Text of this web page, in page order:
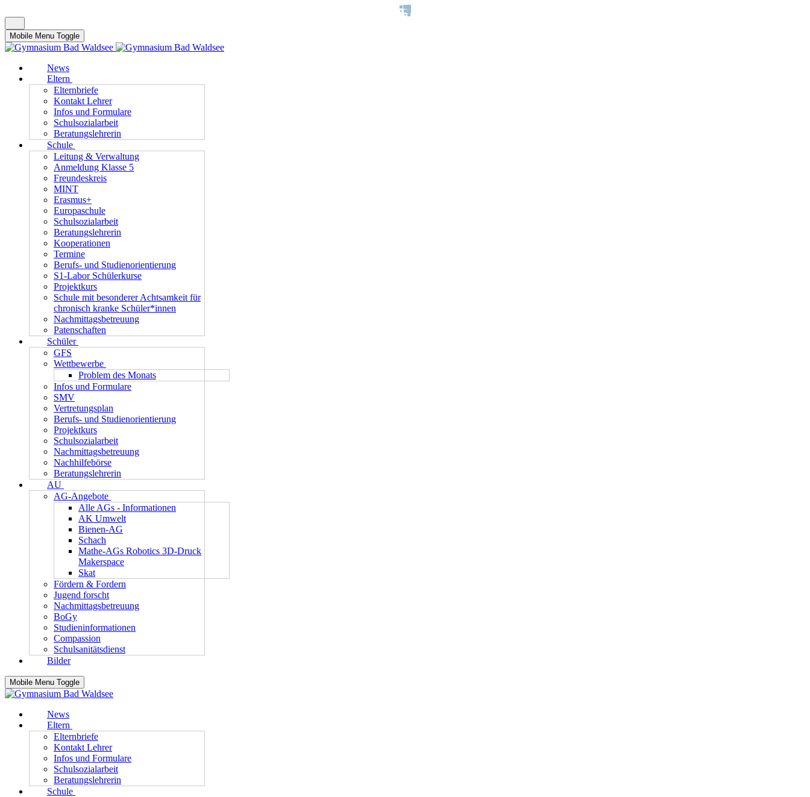
Mobile Menu Toggle
News
Eltern
Elternbriefe
Kontakt Lehrer
Infos und Formulare
Schulsozialarbeit
Beratungslehrerin
Schule
Leitung & Verwaltung
Anmeldung Klasse 5
Freundeskreis
MINT
Erasmus+
Europaschule
Schulsozialarbeit
Beratungslehrerin
Kooperationen
Termine
Berufs- und Studienorientierung
S1-Labor Schülerkurse
Projektkurs
Schule mit besonderer Achtsamkeit für
chronisch kranke Schüler*innen
Nachmittagsbetreuung
Patenschaften
Schüler
GFS
Wettbewerbe
Problem des Monats
Infos und Formulare
SMV
Vertretungsplan
Berufs- und Studienorientierung
Projektkurs
Schulsozialarbeit
Nachmittagsbetreuung
Nachhilfebörse
Beratungslehrerin
AU
AG-Angebote
Alle AGs - Informationen
AK Umwelt
Bienen-AG
Schach
Mathe-AGs Robotics 3D-Druck
Makerspace
Skat
Fördern & Fordern
Jugend forscht
Nachmittagsbetreuung
BoGy
Studieninformationen
Compassion
Schulsanitätsdienst
Bilder
Mobile Menu Toggle
News
Eltern
Elternbriefe
Kontakt Lehrer
Infos und Formulare
Schulsozialarbeit
Beratungslehrerin
Schule